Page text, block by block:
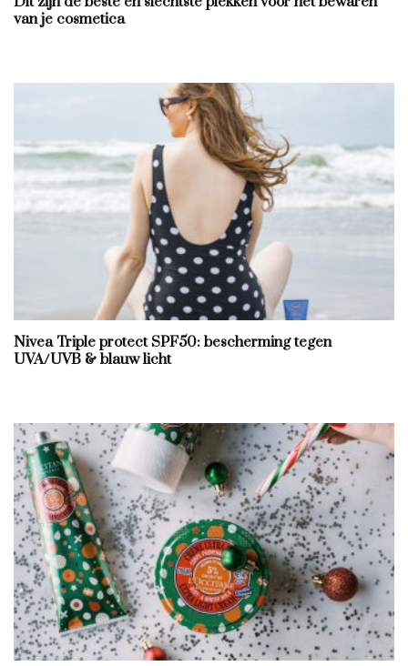
van je cosmetica
Nivea Triple protect SPF50: bescherming tegen
UVA/UVB & blauw licht